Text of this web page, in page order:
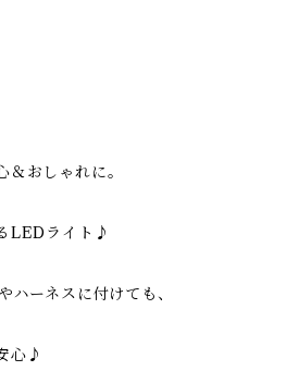
おしゃれに。
LEDライト♪
ハーネスに付けても、
心♪